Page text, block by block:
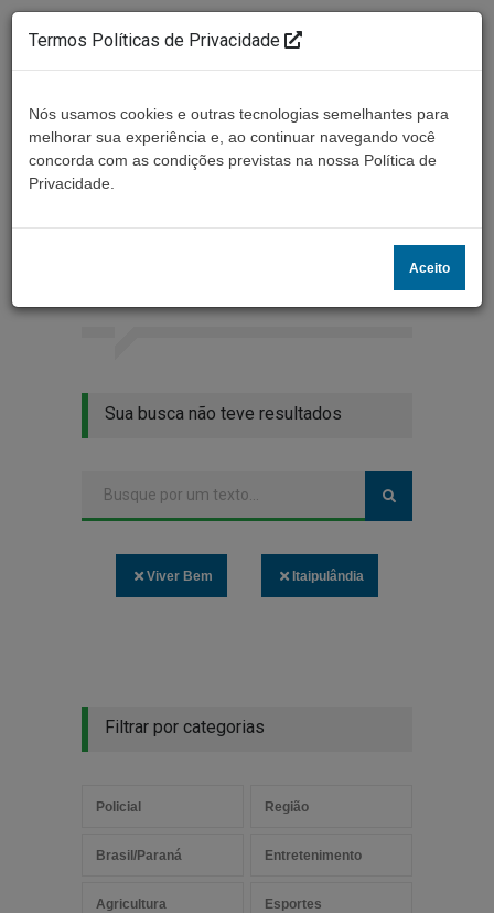
Resultados da busca
Buscar
Sua busca não teve resultados
Viver Bem Itaipulândia
Filtrar por categorias
Policial Região
Brasil/Paraná Entretenimento
Agricultura Esportes
Termos Políticas de Privacidade
Nós usamos cookies e outras tecnologias semelhantes para
melhorar sua experiência e, ao continuar navegando você
concorda com as condições previstas na nossa Política de
Privacidade.
Aceito